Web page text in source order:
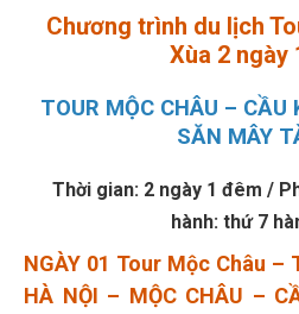
Chương trình du lịch
Xùa 2 ngày
TOUR MỘC CHÂU – CẦU
SĂN MÂY
Thời gian: 2 ngày 1 đêm /
hành: thứ 7
NGÀY 01 Tour Mộc Châu –
HÀ NỘI – MỘC CHÂU –